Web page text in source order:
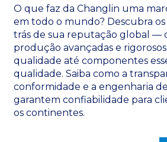
O que faz da Changlin uma
em todo o mundo? Descubra
trás de sua reputação global —
produção avançadas e
qualidade até componentes
qualidade. Saiba como a
conformidade e a engenharia
garantem confiabilidade para
os continentes.